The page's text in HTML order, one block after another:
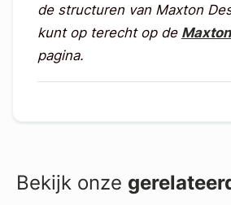
de structuren van Maxton
kunt op terecht op de
pagina.
Bekijk onze